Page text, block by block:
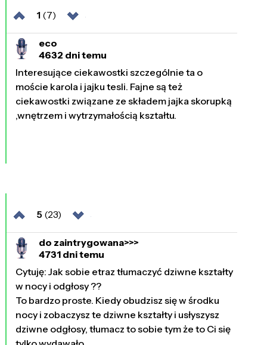
1(7)
eco
4632 dni temu
Interesujące ciekawostki szczególnie ta o
moście karola i jajku tesli. Fajne są też
ciekawostki związane ze składem jajka skorupką
,wnętrzem i wytrzymałością kształtu.
5 (23)
do zaintrygowana>>>
4731 dni temu
Cytuję: Jak sobie etraz tłumaczyć dziwne kształty
w nocy i odgłosy ??
To bardzo proste. Kiedy obudzisz się w środku
nocy i zobaczysz te dziwne kształty i usłyszysz
dziwne odgłosy, tłumacz to sobie tym że to Ci się